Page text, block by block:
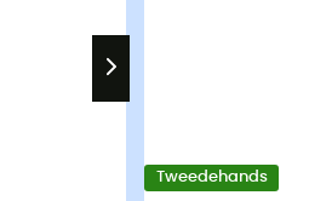
Tweedehands